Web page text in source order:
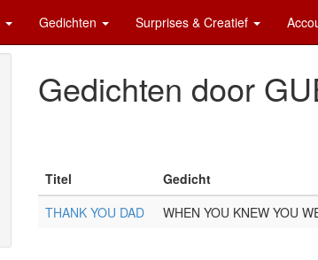
Gedichten Surprises & Creatief
Gedichten door
Titel Gedicht
THANK YOU DAD
WHEN YOU KNEW YOU